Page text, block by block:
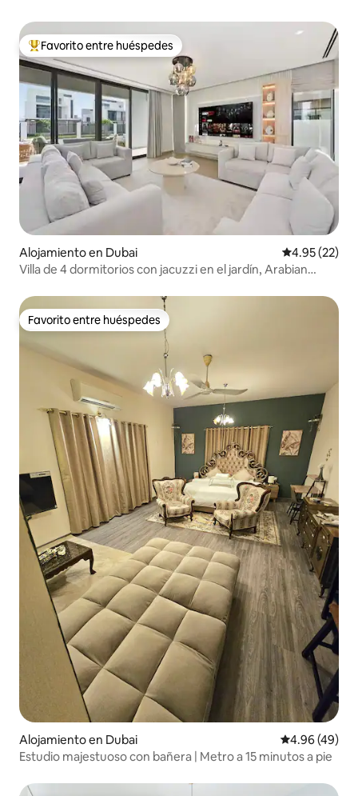
Favorito entre huéspedes preferido
Favorito entre huéspedes
Alojamiento en Dubai Calificación
4.95 (22)
Villa de 4 dormitorios con jacuzzi en el jardín, Arabian
Favorito entre huéspedes
Favorito entre huéspedes
Alojamiento en Dubai Calificación
4.96 (49)
Estudio majestuoso con bañera | Metro a 15 minutos a pie